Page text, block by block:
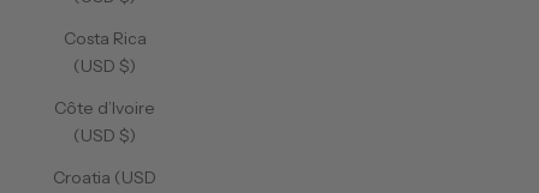
Costa Rica
(USD $)
Côte d’Ivoire
(USD $)
Croatia (USD